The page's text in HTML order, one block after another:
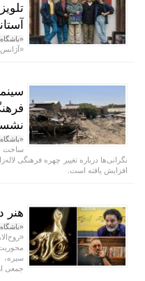
ساخت
نگرانی‌ها درباره تغییر چهره فرهنگی
افزایش یافته است.
هنر
سیره،
جمعی